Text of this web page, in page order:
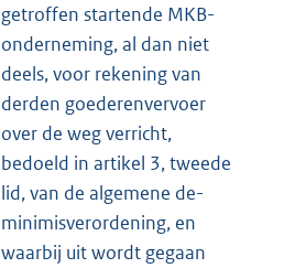
getroffen startende MKB-
onderneming, al dan niet
deels, voor rekening van
derden goederenvervoer
over de weg verricht,
bedoeld in artikel 3, tweede
lid, van de algemene de-
minimisverordening, en
waarbij uit wordt gegaan